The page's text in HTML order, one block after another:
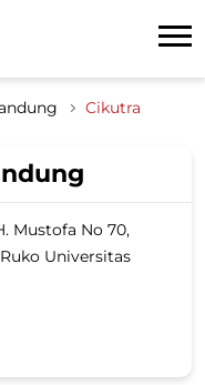
Cikutra
Mustofa No 70,
Universitas